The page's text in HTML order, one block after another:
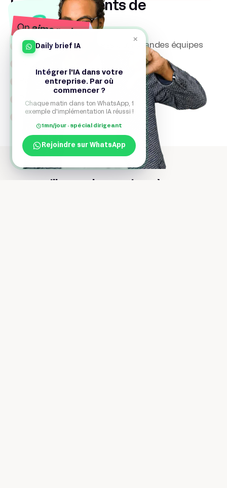
Les inconvénients de
Ksaar
Fonctionnalités limitées pour grandes équipes
Peu d’intégrations avancées
Personnalisation des modèles limitée
Analytics peu poussées
×
Daily brief IA
Intégrer l'IA dans votre
entreprise. Par où
commencer ?
Chaque matin dans ton WhatsApp, 1
exemple d'implémentation IA réussi !
1mn/jour · spécial dirigeant
Rejoindre sur WhatsApp